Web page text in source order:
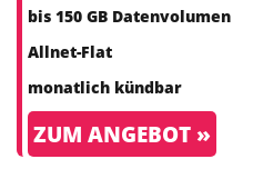
bis 150 GB Datenvolumen
Allnet-Flat
monatlich kündbar
ZUM ANGEBOT »